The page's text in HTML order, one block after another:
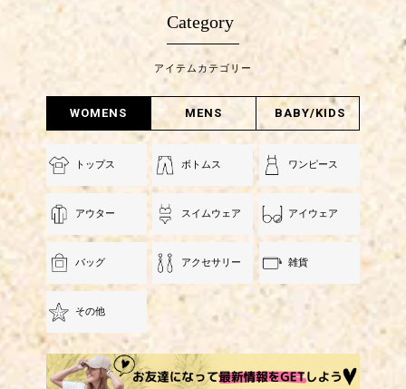
Category
アイテムカテゴリー
WOMENS MENS BABY/KIDS
トップス ボトムス ワンピース
アウター スイムウェア アイウェア
バッグ アクセサリー 雑貨
その他